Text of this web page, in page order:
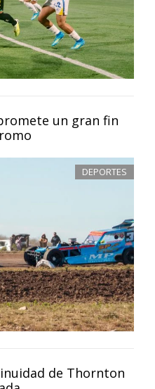
un gran fin
DEPORTES
de Thornton